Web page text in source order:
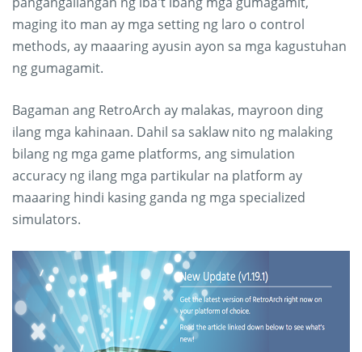
maging ito man ay mga setting ng laro o control
methods, ay maaaring ayusin ayon sa mga kagustuhan
ng gumagamit.
Bagaman ang RetroArch ay malakas, mayroon ding
ilang mga kahinaan. Dahil sa saklaw nito ng malaking
bilang ng mga game platforms, ang simulation
accuracy ng ilang mga partikular na platform ay
maaaring hindi kasing ganda ng mga specialized
simulators.